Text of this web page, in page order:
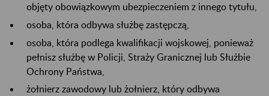
objęty obowiązkowym ubezpieczeniem z innego tytułu,
osoba, która odbywa służbę zastępczą,
osoba, która podlega kwalifikacji wojskowej, ponieważ
pełnisz służbę w Policji, Straży Granicznej lub Służbie
Ochrony Państwa,
żołnierz zawodowy lub żołnierz, który odbywa